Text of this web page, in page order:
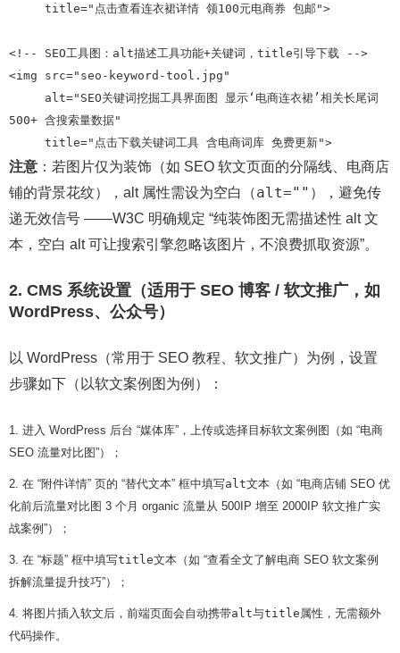
<!-- SEO工具图：alt描述工具功能+关键词，title引导下载 -->
<img src="seo-keyword-tool.jpg"
500+ 含搜索量数据"
注意 ：若图片仅为装饰（如 SEO 软文页面的分隔线、电商店
铺的背景花纹），alt 属性需设为空白（alt="" ），避免传
递无效信号 ——W3C 明确规定 “纯装饰图无需描述性 alt 文
本，空白 alt 可让搜索引擎忽略该图片，不浪费抓取资源”。
2. CMS 系统设置（适用于 SEO 博客 / 软文推广，如
WordPress、公众号）
以 WordPress（常用于 SEO 教程、软文推广）为例，设置
步骤如下（以软文案例图为例）：
进入 WordPress 后台 “媒体库”，上传或选择目标软文案例图（如 “电商
SEO 流量对比图”）；
在 “附件详情” 页的 “替代文本” 框中填写alt文本（如 “电商店铺 SEO 优
化前后流量对比图 3 个月 organic 流量从 500IP 增至 2000IP 软文推广实
战案例”）；
在 “标题” 框中填写title文本（如 “查看全文了解电商 SEO 软文案例
拆解流量提升技巧”）；
将图片插入软文后，前端页面会自动携带alt与title属性，无需额外
代码操作。